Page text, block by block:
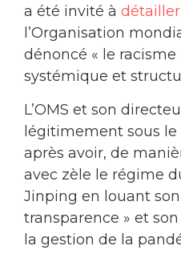
a été invité à détailler
l’Organisation
dénoncé « le
systémique et
L’OMS et son
légitimement sous le
après avoir, de
avec zèle le régime
Jinping en louant son
transparence » et
la gestion de la